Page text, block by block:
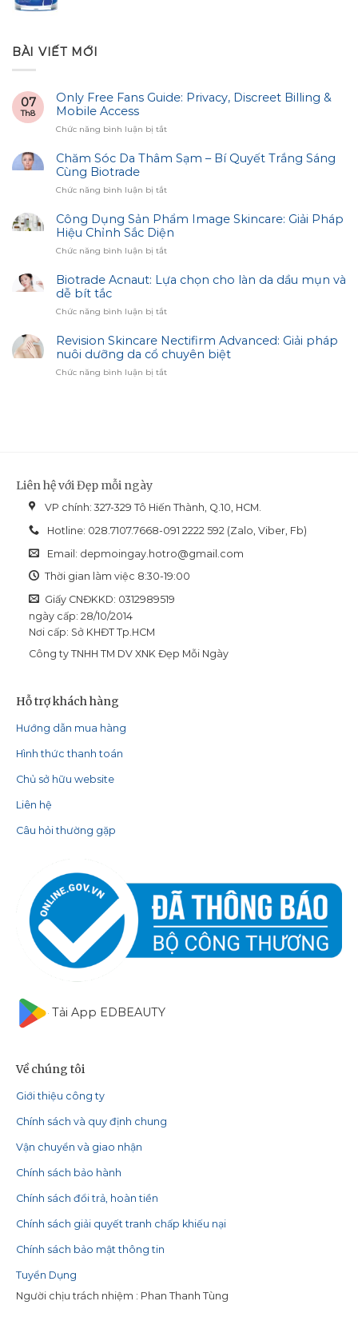
BÀI VIẾT MỚI
07
Th8
Only Free Fans Guide: Privacy, Discreet Billing &
Mobile Access
Chức năng bình luận bị tắtở
Free
Privacy,
Billing
&
Access
Chăm Sóc Da Thâm Sạm – Bí Quyết Trắng Sáng
Cùng Biotrade
Chức năng bình luận bị tắtở
Sóc
Thâm
Sạm
Bí
Sáng
Biotrade
Công Dụng Sản Phẩm Image Skincare: Giải Pháp
Hiệu Chỉnh Sắc Diện
Chức năng bình luận bị tắtở
Dụng
Sản
Image
Giải
Pháp
Chỉnh
Biotrade Acnaut: Lựa chọn cho làn da dầu mụn và
dễ bít tắc
Chức năng bình luận bị tắtở
Acnaut:
Lựa
chọn
cho
Revision Skincare Nectifirm Advanced: Giải pháp
nuôi dưỡng da cổ chuyên biệt
Chức năng bình luận bị tắtở
chuyên
biệt
Liên hệ với Đẹp mỗi ngày
VP chính: 327-329 Tô Hiến Thành, Q.10, HCM.
Hotline: 028.7107.7668-091 2222 592 (Zalo, Viber, Fb)
Email: depmoingay.hotro@gmail.com
Thời gian làm việc 8:30-19:00
Giấy CNĐKKD: 0312989519
ngày cấp: 28/10/2014
Nơi cấp: Sở KHĐT Tp.HCM
Công ty TNHH TM DV XNK Đẹp Mỗi Ngày
Hỗ trợ khách hàng
Hướng dẫn mua hàng
Hình thức thanh toán
Chủ sở hữu website
Liên hệ
Câu hỏi thường gặp
Tải App EDBEAUTY
Về chúng tôi
Giới thiệu công ty
Chính sách và quy định chung
Vận chuyển và giao nhận
Chính sách bảo hành
Chính sách đổi trả, hoàn tiền
Chính sách giải quyết tranh chấp khiếu nại
Chính sách bảo mật thông tin
Tuyển Dụng
Người chịu trách nhiệm : Phan Thanh Tùng